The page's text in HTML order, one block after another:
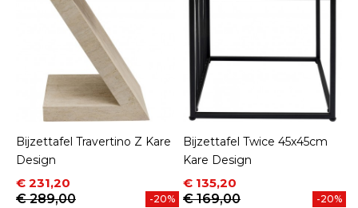
Bijzettafel Travertino Z Kare
Design
Prijs
€ 231,20
Normale prijs
€ 289,00
-20%
Bijzettafel Twice 45x45cm
Kare Design
Prijs
€ 135,20
Normale prijs
€ 169,00
-20%